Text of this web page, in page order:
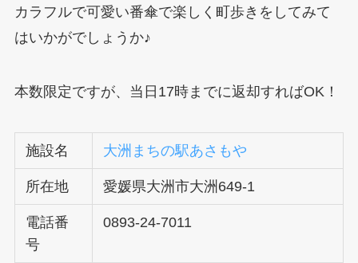
カラフルで可愛い番傘で楽しく町歩きをしてみて
はいかがでしょうか♪
本数限定ですが、当日17時までに返却すればOK！
施設名 大洲まちの駅あさもや
所在地 愛媛県大洲市大洲649-1
電話番
号
0893-24-7011